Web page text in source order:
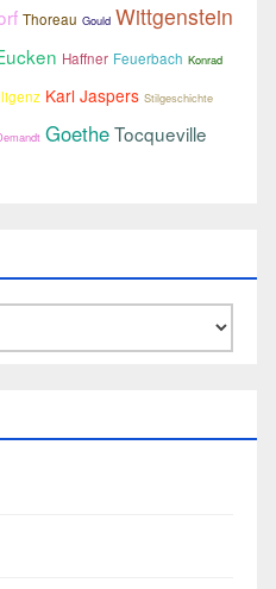
Thoreau Gould Wittgenstein
Haffner Feuerbach Konrad
Karl Jaspers Stilgeschichte
GoetheTocqueville